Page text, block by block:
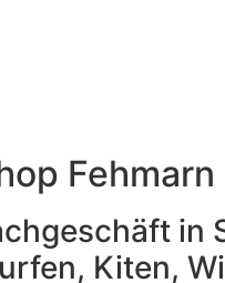
Fehmarn
in
Kiten,